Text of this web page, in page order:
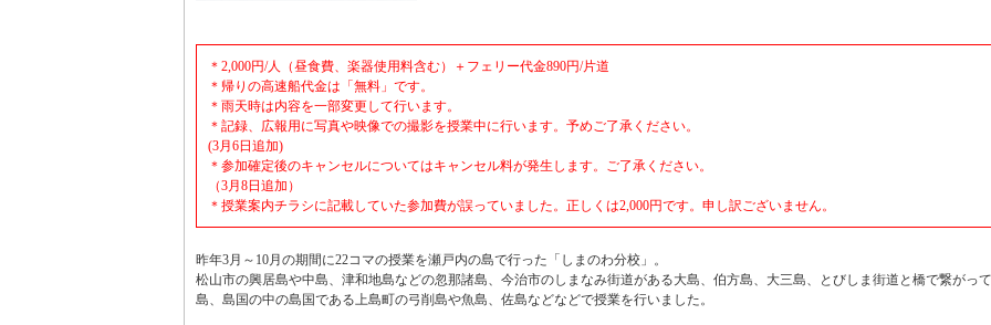
＊2,000円/人（昼食費、楽器使用料含む）＋フェリー代金890円/片道
＊帰りの高速船代金は「無料」です。
＊雨天時は内容を一部変更して行います。
＊記録、広報用に写真や映像での撮影を授業中に行います。予めご了承ください。
(3月6日追加)
＊参加確定後のキャンセルについてはキャンセル料が発生します。ご了承ください。
（3月8日追加）
＊授業案内チラシに記載していた参加費が誤っていました。正しくは2,000円です。申し訳ございません。
昨年3月～10月の期間に22コマの授業を瀬戸内の島で行った「しまのわ分校」。
松山市の興居島や中島、津和地島などの忽那諸島、今治市のしまなみ街道がある大島、伯方島、大三島、とびしま街道と橋で繋がっ
島、島国の中の島国である上島町の弓削島や魚島、佐島などなどで授業を行いました。